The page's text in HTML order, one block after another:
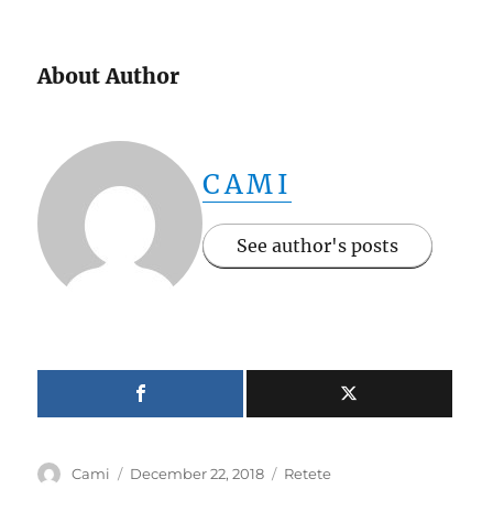
About Author
CAMI
See author's posts
Author
Cami
Posted
December 22, 2018 Categories
Retete